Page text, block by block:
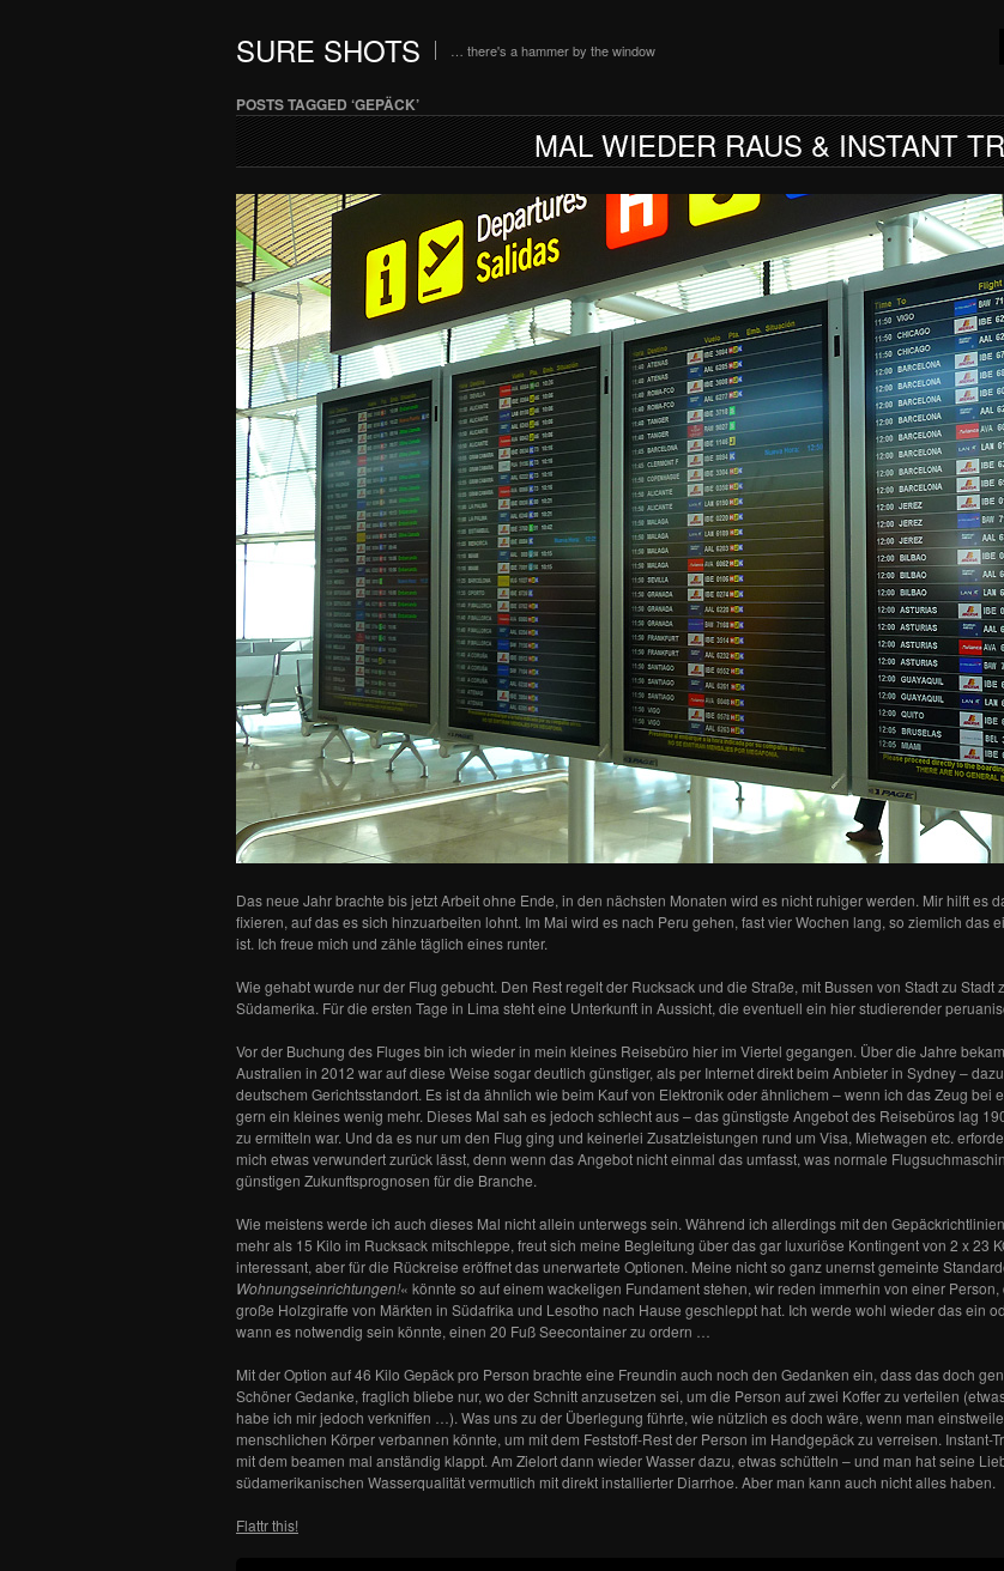
SURE SHOTS … there's a hammer by the window
POSTS TAGGED ‘GEPÄCK’
MAL WIEDER RAUS & INSTANT
Das neue Jahr brachte bis jetzt Arbeit ohne Ende, in den nächsten Monaten wird es nicht ruhiger werden. Mir hilft es
fixieren, auf das es sich hinzuarbeiten lohnt. Im Mai wird es nach Peru gehen, fast vier Wochen lang, so ziemlich das
ist. Ich freue mich und zähle täglich eines runter.
Wie gehabt wurde nur der Flug gebucht. Den Rest regelt der Rucksack und die Straße, mit Bussen von Stadt zu
Südamerika. Für die ersten Tage in Lima steht eine Unterkunft in Aussicht, die eventuell ein hier studierender
Vor der Buchung des Fluges bin ich wieder in mein kleines Reisebüro hier im Viertel gegangen. Über die Jahre
Australien in 2012 war auf diese Weise sogar deutlich günstiger, als per Internet direkt beim Anbieter in Sydney –
deutschem Gerichtsstandort. Es ist da ähnlich wie beim Kauf von Elektronik oder ähnlichem – wenn ich das Zeug bei
gern ein kleines wenig mehr. Dieses Mal sah es jedoch schlecht aus – das günstigste Angebot des Reisebüros lag
zu ermitteln war. Und da es nur um den Flug ging und keinerlei Zusatzleistungen rund um Visa, Mietwagen etc.
mich etwas verwundert zurück lässt, denn wenn das Angebot nicht einmal das umfasst, was normale
günstigen Zukunftsprognosen für die Branche.
Wie meistens werde ich auch dieses Mal nicht allein unterwegs sein. Während ich allerdings mit den
mehr als 15 Kilo im Rucksack mitschleppe, freut sich meine Begleitung über das gar luxuriöse Kontingent von 2 x 23
interessant, aber für die Rückreise eröffnet das unerwartete Optionen. Meine nicht so ganz unernst gemeinte
Wohnungseinrichtungen!« könnte so auf einem wackeligen Fundament stehen, wir reden immerhin von einer
große Holzgiraffe von Märkten in Südafrika und Lesotho nach Hause geschleppt hat. Ich werde wohl wieder das ein
wann es notwendig sein könnte, einen 20 Fuß Seecontainer zu ordern …
Mit der Option auf 46 Kilo Gepäck pro Person brachte eine Freundin auch noch den Gedanken ein, dass das doch
Schöner Gedanke, fraglich bliebe nur, wo der Schnitt anzusetzen sei, um die Person auf zwei Koffer zu verteilen
habe ich mir jedoch verkniffen …). Was uns zu der Überlegung führte, wie nützlich es doch wäre, wenn man
menschlichen Körper verbannen könnte, um mit dem Feststoff-Rest der Person im Handgepäck zu verreisen.
mit dem beamen mal anständig klappt. Am Zielort dann wieder Wasser dazu, etwas schütteln – und man hat seine
südamerikanischen Wasserqualität vermutlich mit direkt installierter Diarrhoe. Aber man kann auch nicht alles haben.
Flattr this!